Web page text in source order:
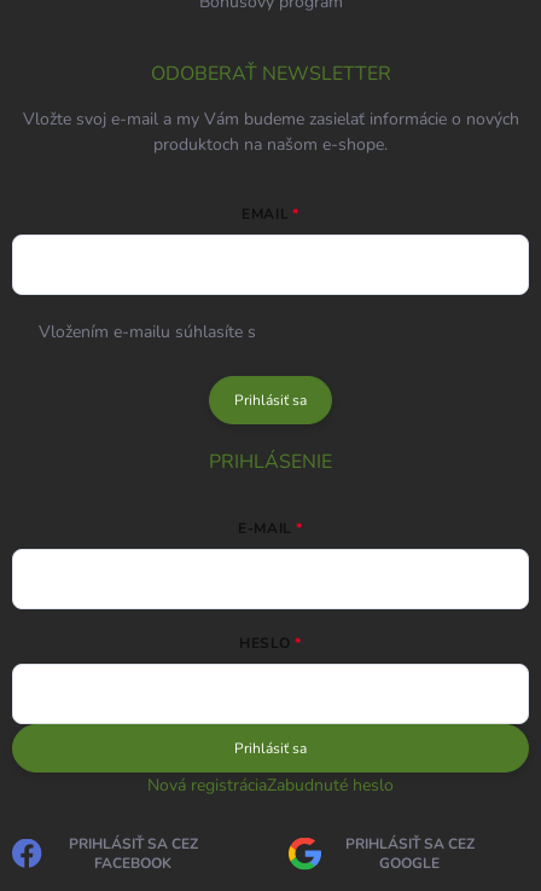
ODOBERAŤ NEWSLETTER
Vložte svoj e-mail a my Vám budeme zasielať informácie o nových
produktoch na našom e-shope.
EMAIL
Vložením e-mailu súhlasíte s
Prihlásiť sa
PRIHLÁSENIE
E-MAIL
HESLO
Prihlásiť sa
Nová registráciaZabudnuté heslo
PRIHLÁSIŤ SA CEZ
FACEBOOK
PRIHLÁSIŤ SA CEZ
GOOGLE